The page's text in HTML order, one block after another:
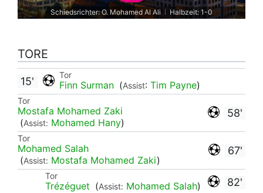
Schiedsrichter: O. Mohamed Al Ali Halbzeit: 1-0
TORE
Tor
Finn Surman (Assist: Tim Payne)
15'
58'
Tor
Mostafa Mohamed Zaki
(Assist: Mohamed Hany)
67'
Tor
Mohamed Salah
(Assist: Mostafa Mohamed Zaki)
82'
Tor
Trézéguet (Assist: Mohamed Salah)